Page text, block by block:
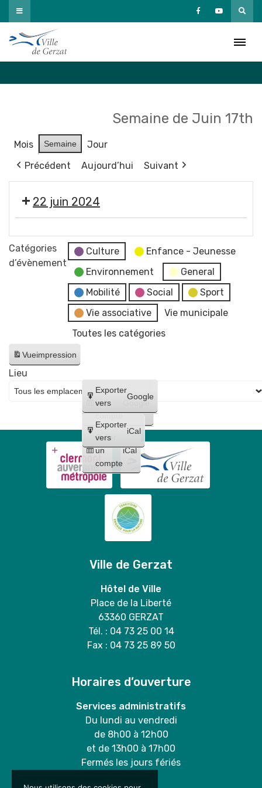
Passer
au
contenu
Semaine de Juin 17th
Mois Semaine
Jour
Précédent
Aujourd’hui Suivant
22 juin 2024
🎶
Gala
Catégories
d’évènement
Culture
Enfance - Jeunesse
Environnement
General
Mobilité
Social
Sport
Vie associative
Vie municipale
Toutes les catégories
Vueimpression
Créer
un
compte
Google
Créer
un
compte
iCal
Exporter
vers
Google
Exporter
vers
iCal
Lieu
Ville de Gerzat
Hôtel de Ville
Place de la Liberté
63360 GERZAT
Tél. : 04 73 25 00 14
Fax : 04 73 25 89 50
Horaires d’ouverture
Services administratifs
Du lundi au vendredi
de 8h00 à 12h00
et de 13h00 à 17h00
Fermés les jours fériés